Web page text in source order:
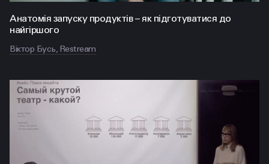
Анатомія запуску продуктів – як підготуватися до
найгіршого
Віктор Бусь, Restream